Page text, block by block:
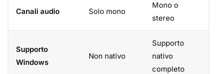
Canali audio Solo mono
Mono o
stereo
Supporto
Windows
Non nativo
Supporto
nativo
completo